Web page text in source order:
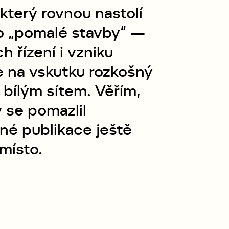
rovnou nastolí
„pomalé stavby“ —
řízení i vzniku
vskutku rozkošný
sítem. Věřím,
se pomazlil
publikace ještě